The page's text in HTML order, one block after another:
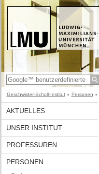
Geschwister-Scholl-Institut Personen
AKTUELLES
UNSER INSTITUT
PROFESSUREN
PERSONEN